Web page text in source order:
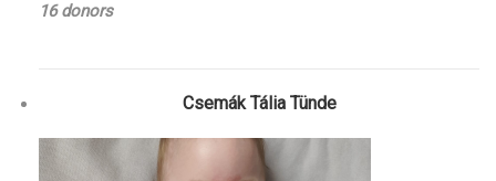
16 donors
Csemák Tália Tünde